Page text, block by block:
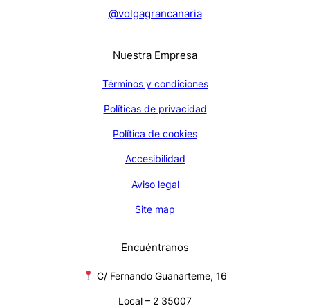
@volgagrancanaria
Nuestra Empresa
Términos y condiciones
Políticas de privacidad
Política de cookies
Accesibilidad
Aviso legal
Site map
Encuéntranos
C/ Fernando Guanarteme, 16
Local – 2 35007